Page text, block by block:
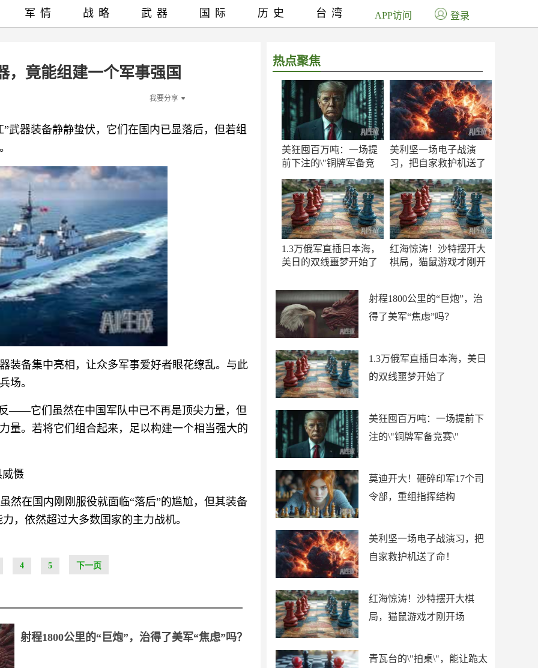
，竟能组建一个军事强国
我要分享
武器装备静静蛰伏，它们在国内已显落后，但若组
装备集中亮相，让众多军事爱好者眼花缭乱。与此
场。
——它们虽然在中国军队中已不再是顶尖力量，但
量。若将它们组合起来，足以构建一个相当强大的
慑
然在国内刚刚服役就面临“落后”的尴尬，但其装备
，依然超过大多数国家的主力战机。
4 5 下一页
热点聚焦
美狂囤百万吨：一场提
前下注的\"铜牌军备竞
美利坚一场电子战演
习，把自家救护机送了
1.3万俄军直插日本海，
美日的双线噩梦开始了
红海惊涛！沙特摆开大
棋局，猫鼠游戏才刚开
射程1800公里的“巨炮”，治
得了美军“焦虑”吗？
1.3万俄军直插日本海，美日
的双线噩梦开始了
美狂囤百万吨：一场提前下
注的\"铜牌军备竞赛\"
莫迪开大！砸碎印军17个司
令部，重组指挥结构
美利坚一场电子战演习，把
自家救护机送了命！
红海惊涛！沙特摆开大棋
局，猫鼠游戏才刚开场
青瓦台的\"拍桌\"，能让跪太
军情 战略 武器 国际 历史 台湾 APP访问 登录
射程1800公里的“巨炮”，治得了美军“焦虑”吗？